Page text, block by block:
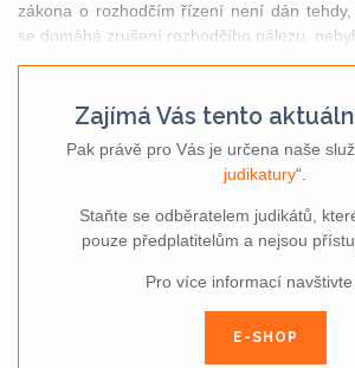
zákona o rozhodčím řízení není dán
se domáhá zrušení rozhodčího nálezu,
Zajímá Vás tento
Pak právě pro Vás je určena naše
judikatury“.
Staňte se odběratelem judikátů,
pouze předplatitelům a nejsou
Pro více informací
E-SHOP